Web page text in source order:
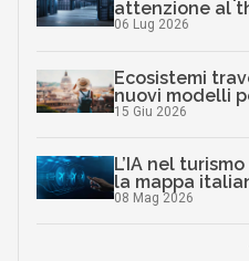
attenzione al
06 Lug 2026
Ecosistemi
nuovi modelli
15 Giu 2026
L’IA nel
la mappa
08 Mag 2026